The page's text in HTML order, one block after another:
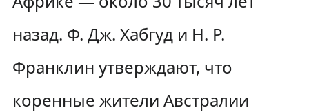
назад. Ф. Дж. Хабгуд и Н. Р.
Франклин утверждают, что
коренные жители Австралии